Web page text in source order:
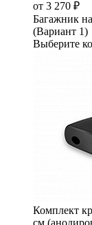
от 3 270 ₽
Багажник
(Вариант 1)
Выберите
Комплект
см